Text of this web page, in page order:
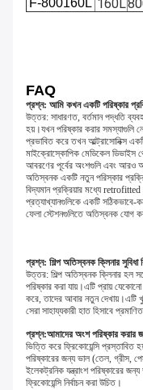
F-800160L 160L
FAQ
প্রশ্ন: আমি কখন একটি পরিষ্কার
উত্তর: সাধারণত, বর্তমান পদ্ধতি
হয়।যখন পরিষ্কার করার সমস্যাগুলি
প্রভাবিত করে তখন আল্ট্রাসোনিক্স
মাইক্রোস্কোপিক মেডিকেল ডিভাইস
আবরণের পূর্বের অংশগুলি এবং আরও
অতিস্বনক একটি নতুন পরিস্কার
বিদ্যমান প্রক্রিয়ার মধ্যে retrofitted
প্রত্যাখ্যানগুলিকে একটি সঠিকভাবে-
ফেলা স্টেশনগুলিতে অতিস্বনক যোগ
প্রশ্ন: শিল্প অতিস্বনক ক্লিনার সুবিধা
উত্তর: শিল্প অতিস্বনক ক্লিনার হল
পরিষ্কার করা যায়।এটি প্রায়
করে, তাদের আবার নতুন দেখায়।এটি
সেরা সাহায্যকারী হাত হিসাবে
প্রশ্ন:আমাদের অংশ পরিষ্কার করার
ভিত্তি করে ফ্রিকোয়েন্সি প্রস্তাবিত
পরিষ্কারের জন্য ভাল (তেল, গ্রীস,
ইলেকট্রনিক যন্ত্রাংশ পরিষ্কারের
ফ্রিকোয়েন্সি নির্বাচন করা উচিত।